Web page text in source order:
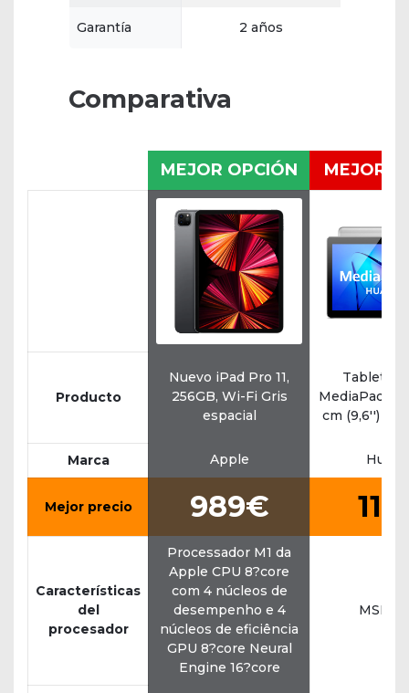
Garantía 2 años
Comparativa
MEJOR OPCIÓN MEJOR
Producto
Nuevo iPad Pro 11,
256GB, Wi-Fi Gris
espacial
Tablet
MediaPad T3
cm (9,6'') Wi-
Marca Apple
Mejor precio 989€
Características
del
procesador
Processador M1 da
Apple CPU 8?core
com 4 núcleos de
desempenho e 4
núcleos de eficiência
GPU 8?core Neural
Engine 16?core